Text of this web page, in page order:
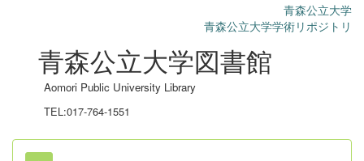
青森公立大学
青森公立大学学術リポジトリ
青森公立大学図書館
Aomori Public University Library
TEL:017-764-1551